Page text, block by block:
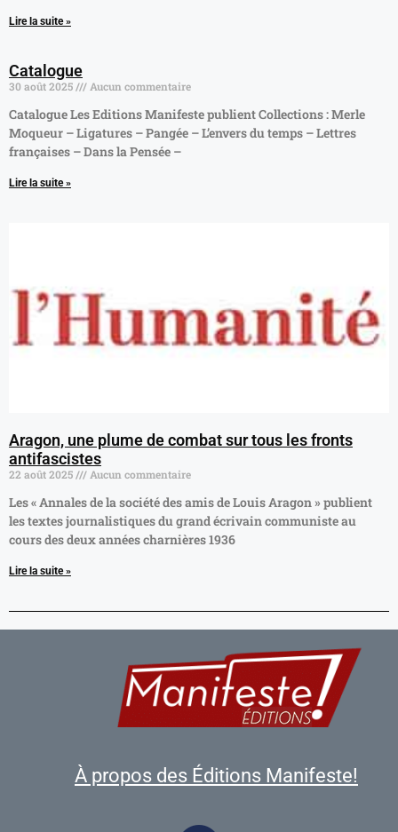
Lire la suite »
Catalogue
30 août 2025 Aucun commentaire
Catalogue Les Editions Manifeste publient Collections : Merle
Moqueur – Ligatures – Pangée – L’envers du temps – Lettres
françaises – Dans la Pensée –
Lire la suite »
Aragon, une plume de combat sur tous les fronts
antifascistes
22 août 2025 Aucun commentaire
Les « Annales de la société des amis de Louis Aragon » publient
les textes journalistiques du grand écrivain communiste au
cours des deux années charnières 1936
Lire la suite »
À propos des Éditions Manifeste!